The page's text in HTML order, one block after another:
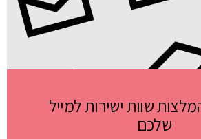
שוות ישירות למייל
שלכם